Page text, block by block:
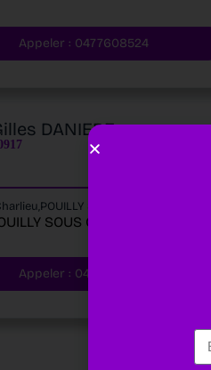
Appeler : 0477608524
DANIERE
SOUS CHARLIEU 42720
SOUS CHARLIEU
Appeler : 0477608524